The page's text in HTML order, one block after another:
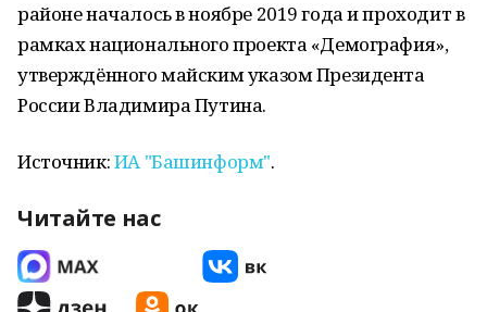
районе началось в ноябре 2019 года и проходит в
рамках национального проекта «Демография»,
утверждённого майским указом Президента
России Владимира Путина.
Источник:ИА "Башинформ".
Читайте нас